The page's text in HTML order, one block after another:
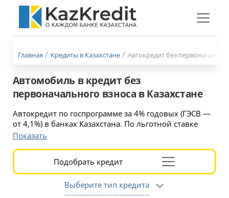
Меню
Главная Кредиты в Казахстане Автокредит без
Автомобиль в кредит без
первоначального взноса в Казахстане
Автокредит по госпрограмме за 4% годовых (ГЭСВ —
от 4,1%) в банках Казахстана. По льготной ставке
можно купить автомобиль отечественного
предложение и оформите заявку на официальном
сайте кредитной организации.
Найдено 19 кредитов
Показать
Подобрать кредитРаскрыть
форму
подбора
Выберите тип кредита